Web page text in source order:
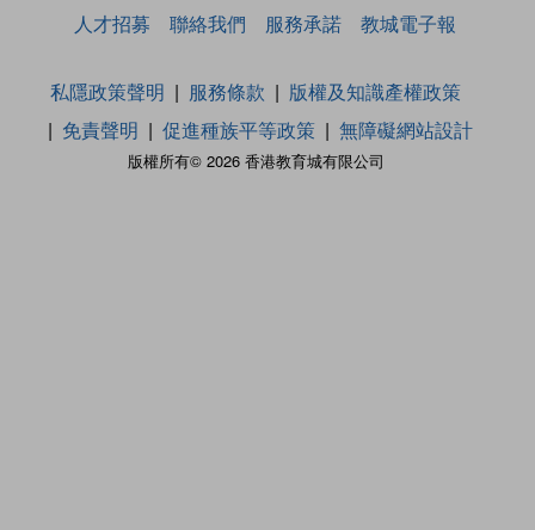
人才招募
聯絡我們 服務承諾 教城電子報
版權所有© 2026 香港教育城有限公司
私隱政策聲明 服務條款
版權及知識產權政策
免責聲明
促進種族平等政策 無障礙網站設計